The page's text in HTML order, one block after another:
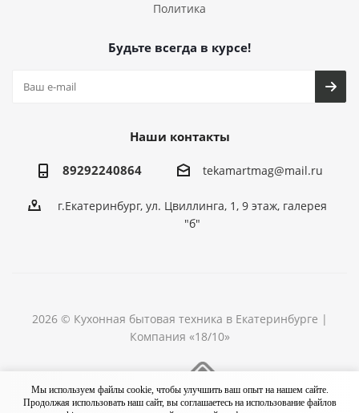
Политика
Будьте всегда в курсе!
Наши контакты
89292240864 tekamartmag@mail.ru
г.Екатеринбург, ул. Цвиллинга, 1, 9 этаж, галерея
"б"
2026 © Кухонная бытовая техника в Екатеринбурге |
Компания «18/10»
Мы используем файлы cookie, чтобы улучшить ваш опыт на нашем сайте.
Продолжая использовать наш сайт, вы соглашаетесь на использование файлов